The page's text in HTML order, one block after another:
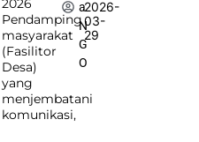
2026
Pendamping
masyarakat
(Fasilitor
Desa)
yang
menjembatani
komunikasi,
a
N
G
O
2026-
03-
29